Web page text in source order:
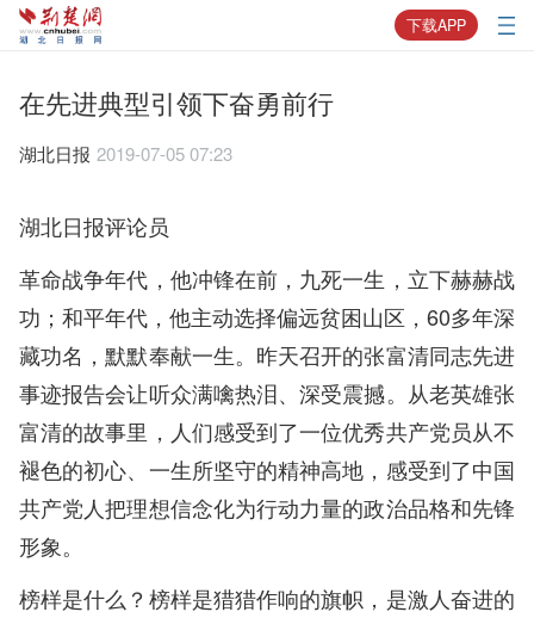
下载APP
在先进典型引领下奋勇前行
湖北日报 2019-07-05 07:23
湖北日报评论员
革命战争年代，他冲锋在前，九死一生，立下赫赫战
功；和平年代，他主动选择偏远贫困山区，60多年深
藏功名，默默奉献一生。昨天召开的张富清同志先进
事迹报告会让听众满噙热泪、深受震撼。从老英雄张
富清的故事里，人们感受到了一位优秀共产党员从不
褪色的初心、一生所坚守的精神高地，感受到了中国
共产党人把理想信念化为行动力量的政治品格和先锋
形象。
榜样是什么？榜样是猎猎作响的旗帜，是激人奋进的